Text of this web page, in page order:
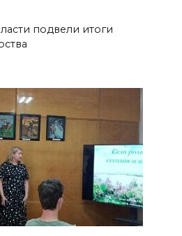
подвели итоги